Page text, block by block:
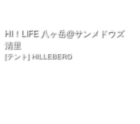
HI！LIFE 八ヶ岳@サンメドウズ
清里
[テント] HILLEBERG